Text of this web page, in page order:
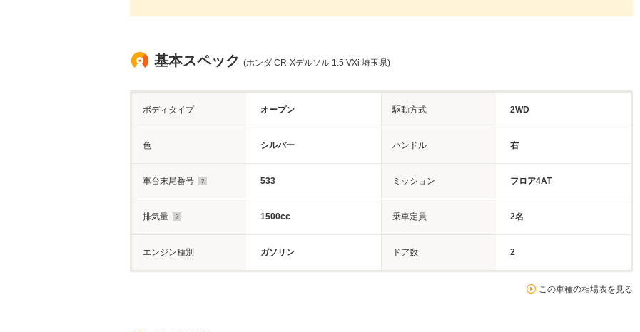
基本スペック (ホンダ CR-Xデルソル 1.5 VXi 埼玉県)
ボディタイプ オープン 駆動方式 2WD
色 シルバー ハンドル 右
車台末尾番号 533 ミッション フロア4AT
排気量 1500cc 乗車定員 2名
エンジン種別 ガソリン ドア数 2
この車種の相場表を見る